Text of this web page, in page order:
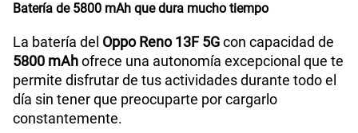
Batería de 5800 mAh que dura mucho tiempo
La batería del Oppo Reno 13F 5Gcon capacidad de
5800 mAhofrece una autonomía excepcional que te
permite disfrutar de tus actividades durante todo el
día sin tener que preocuparte por cargarlo
constantemente.